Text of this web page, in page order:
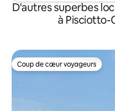
D'autres superbes
à Pisciotto-
Coup de cœur voyageurs
Coup de cœur voyageurs